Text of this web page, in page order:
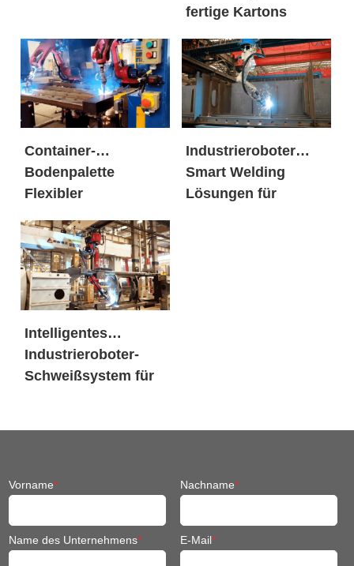
fertige Kartons
Container-
Bodenpalette
Flexibler
z
Industrieroboter
Smart Welding
Lösungen für
Intelligentes
Industrieroboter-
Schweißsystem für
Vorname* Nachname*
Name des Unternehmens* E-Mail*